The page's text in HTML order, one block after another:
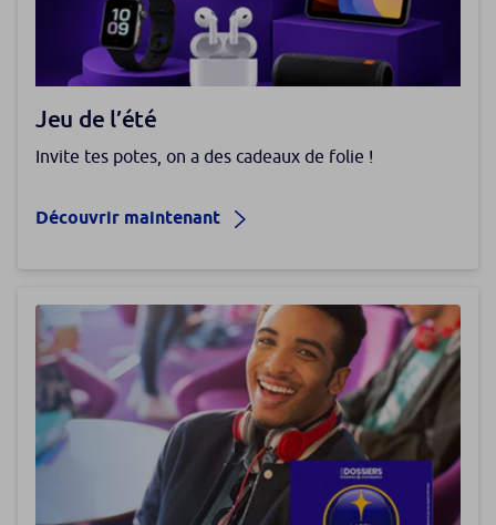
Jeu de l’été
Invite tes potes, on a des cadeaux de folie !
Découvrir maintenant